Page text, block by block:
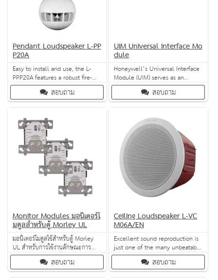
Pendant Loudspeaker L-PP
P20A
Easy to install and use, the L-
PPP20A features a robust fire-
resistant ABS enclosure and
simple power setting. Weighing
just over 2 kg, this speaker is
applications such as convention
and exhibit halls, atriums,
restaurants and malls.
สอบถาม
UIM Universal Interface Mo
dule
Honeywell’s Universal Interface
Module (UIM) serves as an
interface module for the
Variodyn D1 PAVA system,
connecting to it via its DAL-bus.
inputs, two analogue audio
outputs as well as 48 control
contacts. These 48 contacts can
be configured as either contact
inputs
สอบถาม
Monitor Modules มอนิเตอร์โ
มดูลสำหรับตู้ Morley UL
มอนิเตอร์โมดูลใช้สำหรับตู้ Morley
UL สำหรับการใช้งานลักษณะการ
ทำงาน Multiplex ที่สามารถใช้
อุปกรณ์แบบธรรมดา (Conventional)
ได้
สอบถาม
Ceiling Loudspeaker L-VC
M06A/EN
Excellent sound reproduction is
just one of the many unbeatable
advantages of the L-VCM06A/EN.
Another is its fire-resistant cover
with fire dome and light-weight
สอบถาม